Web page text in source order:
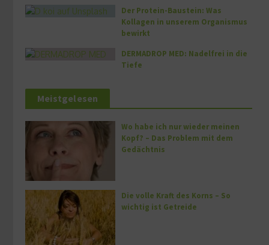
Der Protein-Baustein: Was
Kollagen in unserem Organismus
bewirkt
DERMADROP MED: Nadelfrei in die
Tiefe
Meistgelesen
Wo habe ich nur wieder meinen
Kopf? – Das Problem mit dem
Gedächtnis
Die volle Kraft des Korns – So
wichtig ist Getreide